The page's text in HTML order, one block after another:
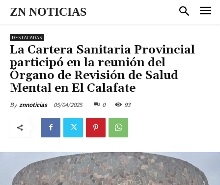
ZN NOTICIAS
DESTACADAS
La Cartera Sanitaria Provincial
participó en la reunión del
Órgano de Revisión de Salud
Mental en El Calafate
By znnoticias 05/04/2025 0 93